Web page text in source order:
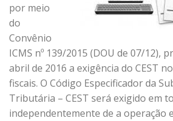
por meio
do
Convênio
ICMS nº 139/2015 (DOU de 07/12),
abril de 2016 a exigência do CEST
fiscais. O Código Especificador da
Tributária – CEST será exigido em
independentemente de a operação